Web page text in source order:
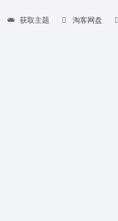
获取主题 淘客网盘